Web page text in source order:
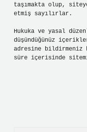
taşımakta olup,
etmiş sayılırlar.
Hukuka ve yasal
düşündüğünüz
adresine
süre içerisinde